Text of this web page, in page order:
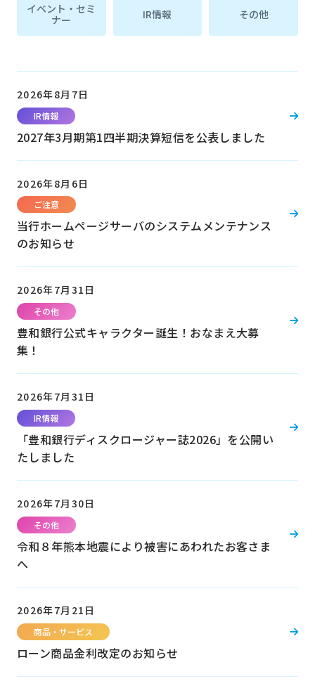
イベント・セミ
ナー
IR情報 その他
2026年8月7日
IR情報
2027年3月期第1四半期決算短信を公表しました
2026年8月6日
ご注意
当行ホームページサーバのシステムメンテナンス
のお知らせ
2026年7月31日
その他
豊和銀行公式キャラクター誕生！おなまえ大募
集！
2026年7月31日
IR情報
「豊和銀行ディスクロージャー誌2026」を公開い
たしました
2026年7月30日
その他
令和８年熊本地震により被害にあわれたお客さま
へ
2026年7月21日
商品・サービス
ローン商品金利改定のお知らせ